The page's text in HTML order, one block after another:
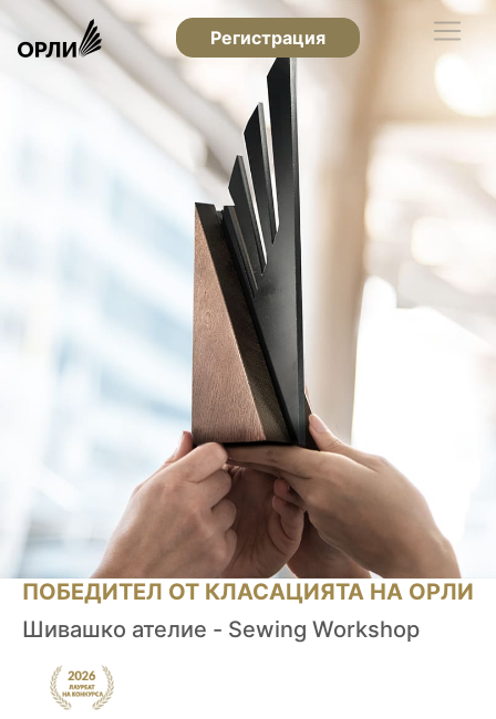
Регистрация
ПОБЕДИТЕЛ ОТ КЛАСАЦИЯТА НА ОРЛИ
Шивашко ателие - Sewing Workshop